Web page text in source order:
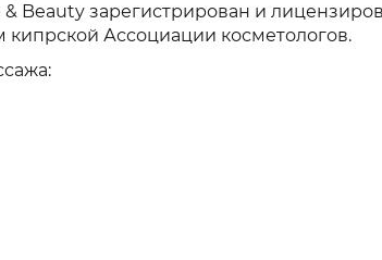
& Beauty зарегистрирован и
кипрской Ассоциации косметологов.